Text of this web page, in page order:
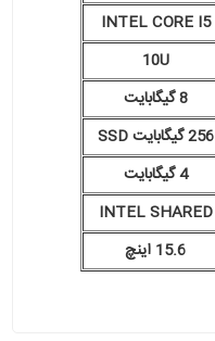
INTEL CORE I5
10U
8 گیگابایت
256 گیگابایت SSD
4 گیگابایت
INTEL SHARED
15.6 اینچ